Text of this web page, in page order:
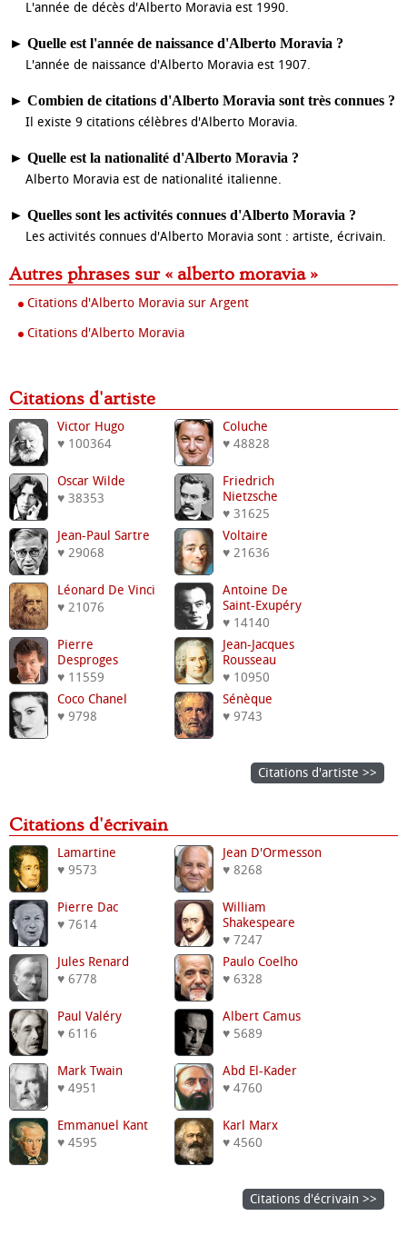
L'année de décès d'Alberto Moravia est 1990.
► Quelle est l'année de naissance d'Alberto Moravia ?
L'année de naissance d'Alberto Moravia est 1907.
► Combien de citations d'Alberto Moravia sont très connues ?
Il existe 9 citations célèbres d'Alberto Moravia.
► Quelle est la nationalité d'Alberto Moravia ?
Alberto Moravia est de nationalité italienne.
► Quelles sont les activités connues d'Alberto Moravia ?
Les activités connues d'Alberto Moravia sont : artiste, écrivain.
Autres phrases sur « alberto moravia »
Citations d'Alberto Moravia sur Argent
Citations d'Alberto Moravia
Citations d'artiste
Victor Hugo
♥ 100364
Coluche
♥ 48828
Oscar Wilde
♥ 38353
Friedrich
Nietzsche
♥ 31625
Jean-Paul Sartre
♥ 29068
Voltaire
♥ 21636
Léonard De Vinci
♥ 21076
Antoine De
Saint-Exupéry
♥ 14140
Pierre
Desproges
♥ 11559
Jean-Jacques
Rousseau
♥ 10950
Coco Chanel
♥ 9798
Sénèque
♥ 9743
Citations d'artiste >>
Citations d'écrivain
Lamartine
♥ 9573
Jean D'Ormesson
♥ 8268
Pierre Dac
♥ 7614
William
Shakespeare
♥ 7247
Jules Renard
♥ 6778
Paulo Coelho
♥ 6328
Paul Valéry
♥ 6116
Albert Camus
♥ 5689
Mark Twain
♥ 4951
Abd El-Kader
♥ 4760
Emmanuel Kant
♥ 4595
Karl Marx
♥ 4560
Citations d'écrivain >>